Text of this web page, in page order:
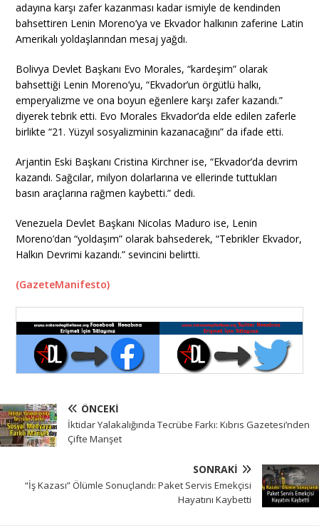
adayına karşı zafer kazanması kadar ismiyle de kendinden
bahsettiren Lenin Moreno’ya ve Ekvador halkının zaferine Latin
Amerikalı yoldaşlarından mesaj yağdı.
Bolivya Devlet Başkanı Evo Morales, “kardeşim” olarak
bahsettiği Lenin Moreno’yu, “Ekvador’un örgütlü halkı,
emperyalizme ve ona boyun eğenlere karşı zafer kazandı.”
diyerek tebrik etti. Evo Morales Ekvador’da elde edilen zaferle
birlikte “21. Yüzyıl sosyalizminin kazanacağını” da ifade etti.
Arjantin Eski Başkanı Cristina Kirchner ise, “Ekvador’da devrim
kazandı. Sağcılar, milyon dolarlarına ve ellerinde tuttukları
basın araçlarına rağmen kaybetti.” dedi.
Venezuela Devlet Başkanı Nicolas Maduro ise, Lenin
Moreno’dan “yoldaşım” olarak bahsederek, “Tebrikler Ekvador,
Halkın Devrimi kazandı.” sevincini belirtti.
(GazeteManifesto)
ÖNCEKI
İktidar Yalakalığında Tecrübe Farkı: Kıbrıs Gazetesi’nden
Çifte Manşet
SONRAKI
“İş Kazası” Ölümle Sonuçlandı: Paket Servis Emekçisi
Hayatını Kaybetti